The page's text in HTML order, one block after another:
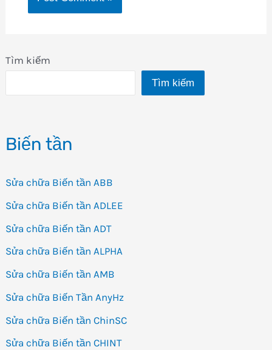
Tìm kiếm
Tìm kiếm
Biến tần
Sửa chữa Biến tần ABB
Sửa chữa Biến tần ADLEE
Sửa chữa Biến tần ADT
Sửa chữa Biến tần ALPHA
Sửa chữa Biến tần AMB
Sửa chữa Biến Tần AnyHz
Sửa chữa Biến tần ChinSC
Sửa chữa Biến tần CHINT